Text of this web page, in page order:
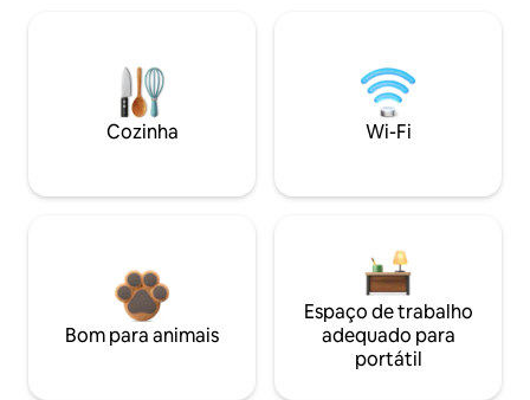
Cozinha Wi-Fi
Bom para animais
Espaço de trabalho
adequado para
portátil